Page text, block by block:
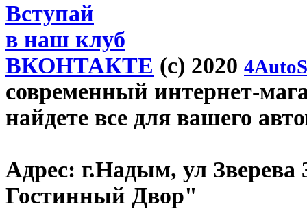
Вступай
в наш клуб
ВКОНТАКТЕ (c) 2020
современный интернет-
найдете все для вашего
Адрес: г.Надым, ул
Гостинный Двор"